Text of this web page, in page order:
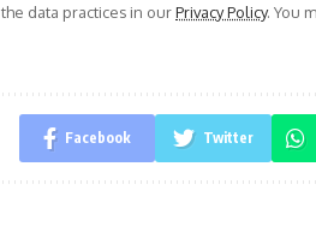
data practices in ourPrivacy Policy. You
Facebook Twitter